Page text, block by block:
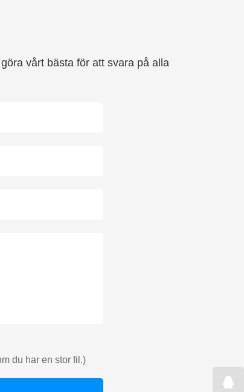
vårt bästa för att svara på alla
du har en stor fil.)